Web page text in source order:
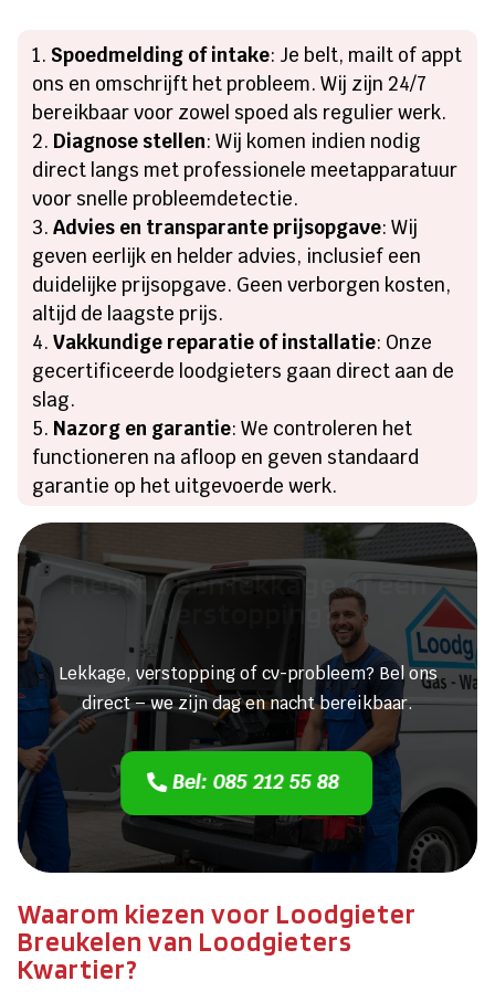
Spoedmelding of intake: Je belt, mailt of appt
ons en omschrijft het probleem. Wij zijn 24/7
bereikbaar voor zowel spoed als regulier werk.
Diagnose stellen: Wij komen indien nodig
direct langs met professionele meetapparatuur
voor snelle probleemdetectie.
Advies en transparante prijsopgave: Wij
geven eerlijk en helder advies, inclusief een
duidelijke prijsopgave. Geen verborgen kosten,
altijd de laagste prijs.
Vakkundige reparatie of installatie: Onze
gecertificeerde loodgieters gaan direct aan de
slag.
Nazorg en garantie: We controleren het
functioneren na afloop en geven standaard
garantie op het uitgevoerde werk.
Heeft u een lekkage of een
verstopping?
Lekkage, verstopping of cv-probleem? Bel ons
direct – we zijn dag en nacht bereikbaar.
Bel: 085 212 55 88
Waarom kiezen voor Loodgieter
Breukelen van Loodgieters
Kwartier?